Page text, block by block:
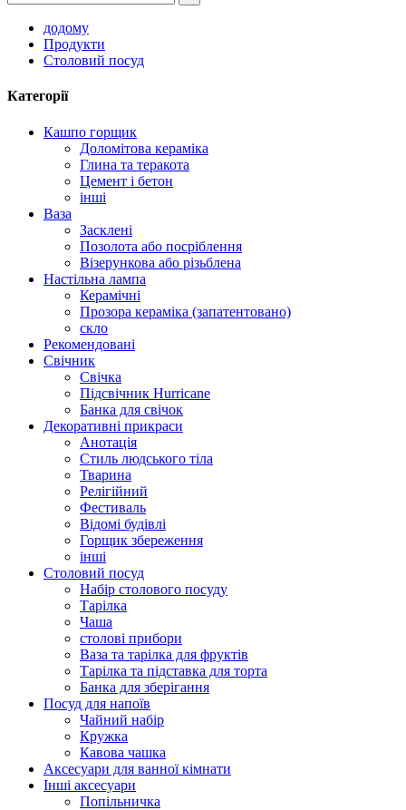
додому
Продукти
Столовий посуд
Категорії
Кашпо горщик
Доломітова кераміка
Глина та теракота
Цемент і бетон
інші
Ваза
Засклені
Позолота або посріблення
Візерункова або різьблена
Настільна лампа
Керамічні
Прозора кераміка (запатентовано)
скло
Рекомендовані
Свічник
Свічка
Підсвічник Hurricane
Банка для свічок
Декоративні прикраси
Анотація
Стиль людського тіла
Тварина
Релігійний
Фестиваль
Відомі будівлі
Горщик збереження
інші
Столовий посуд
Набір столового посуду
Тарілка
Чаша
столові прибори
Ваза та тарілка для фруктів
Тарілка та підставка для торта
Банка для зберігання
Посуд для напоїв
Чайний набір
Кружка
Кавова чашка
Аксесуари для ванної кімнати
Інші аксесуари
Попільничка